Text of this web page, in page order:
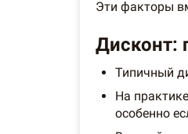
Эти факторы
Дисконт:
Типичный
На
особенно